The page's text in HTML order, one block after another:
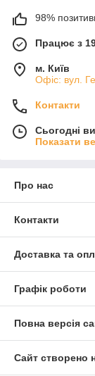
98%
Працює з
м. Київ
Офіс: вул.
Контакти
Сьогодні
Показати
Про нас
Контакти
Доставка та
Графік роботи
Повна версія
Сайт створено